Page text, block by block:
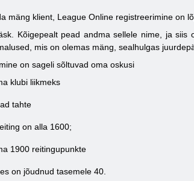
mäng klient, League Online registreerimine on
Kõigepealt pead andma sellele nime, ja siis
mis on olemas mäng, sealhulgas
on sageli sõltuvad oma oskusi
klubi liikmeks
tahte
on alla 1600;
1900 reitingupunkte
on jõudnud tasemele 40.